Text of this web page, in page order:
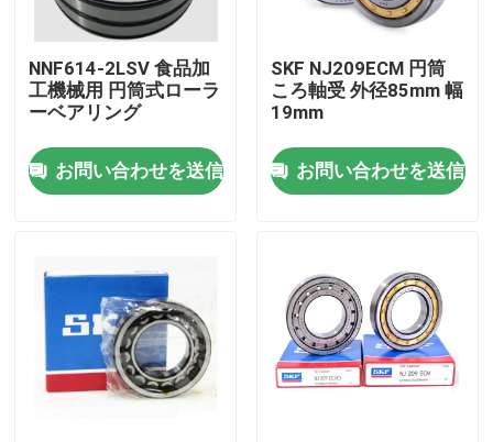
工場 ツアー
品質管理
ニュース
見積もりをリクエストしてください
円柱軸受
NNF614-2LSV 食品加
工機械用 円筒式ローラ
ーベアリング
お問い合わせを送信
SKF NJ209ECM 円筒
ころ軸受 外径85mm 幅
19mm
お問い合わせを送信